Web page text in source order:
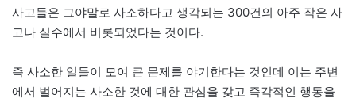
사고들은 그야말로 사소하다고 생각되는 300건의 아주 작은 사
고나 실수에서 비롯되었다는 것이다.
즉 사소한 일들이 모여 큰 문제를 야기한다는 것인데 이는 주변
에서 벌어지는 사소한 것에 대한 관심을 갖고 즉각적인 행동을